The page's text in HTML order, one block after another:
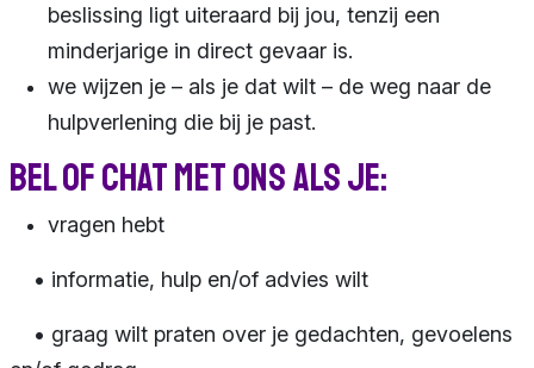
beslissing ligt uiteraard bij jou, tenzij een
minderjarige in direct gevaar is.
we wijzen je – als je dat wilt – de weg naar de
hulpverlening die bij je past.
Bel of chat met ons als je:
vragen hebt
• informatie, hulp en/of advies wilt
• graag wilt praten over je gedachten, gevoelens